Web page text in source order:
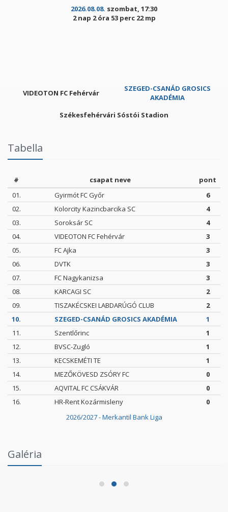
2026.08.08. szombat, 17:30
2 nap 2 óra 53 perc 22 mp
VIDEOTON FC Fehérvár
SZEGED-CSANÁD GROSICS
AKADÉMIA
Székesfehérvári Sóstói Stadion
Tabella
2026/2027 - Merkantil Bank Liga
# csapat neve
pont
01.
Gyirmót FC Győr
6
02.
Kolorcity Kazincbarcika SC
4
03.
Soroksár SC
4
04.
VIDEOTON FC Fehérvár
3
05.
FC Ajka
3
06.
DVTK
3
07.
FC Nagykanizsa
3
08.
KARCAGI SC
2
09.
TISZAKÉCSKEI LABDARÚGÓ CLUB
2
10.
SZEGED-CSANÁD GROSICS AKADÉMIA
1
11.
Szentlőrinc
1
12.
BVSC-Zugló
1
13.
KECSKEMÉTI TE
1
14.
MEZŐKÖVESD ZSÓRY FC
0
15.
AQVITAL FC CSÁKVÁR
0
16.
HR-Rent Kozármisleny 0
Galéria
Fórumban
2026.06.03.